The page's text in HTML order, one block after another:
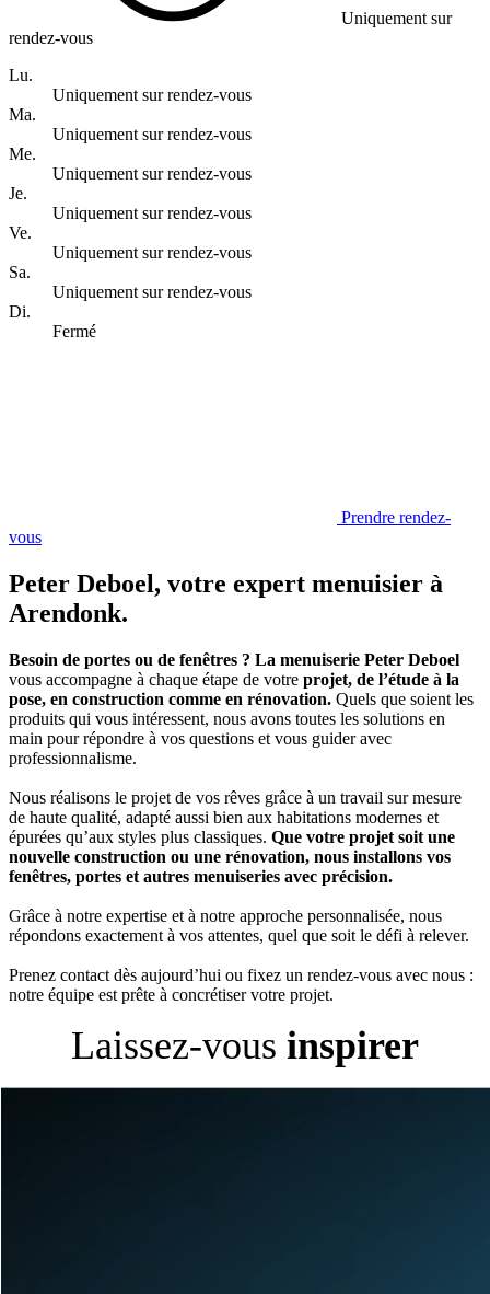
Uniquement sur
rendez-vous
Lu.
Uniquement sur rendez-vous
Ma.
Uniquement sur rendez-vous
Me.
Uniquement sur rendez-vous
Je.
Uniquement sur rendez-vous
Ve.
Uniquement sur rendez-vous
Sa.
Uniquement sur rendez-vous
Di.
Fermé
Prendre rendez-
vous
Peter Deboel, votre expert menuisier à
Arendonk.
Besoin de portes ou de fenêtres ? La menuiserie Peter Deboel
vous accompagne à chaque étape de votre projet, de l’étude à la
pose, en construction comme en rénovation. Quels que soient les
produits qui vous intéressent, nous avons toutes les solutions en
main pour répondre à vos questions et vous guider avec
professionnalisme.
Nous réalisons le projet de vos rêves grâce à un travail sur mesure
de haute qualité, adapté aussi bien aux habitations modernes et
épurées qu’aux styles plus classiques. Que votre projet soit une
nouvelle construction ou une rénovation, nous installons vos
fenêtres, portes et autres menuiseries avec précision.
Grâce à notre expertise et à notre approche personnalisée, nous
répondons exactement à vos attentes, quel que soit le défi à relever.
Prenez contact dès aujourd’hui ou fixez un rendez-vous avec nous :
notre équipe est prête à concrétiser votre projet.
Laissez-vous inspirer